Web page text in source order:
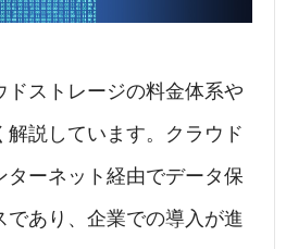
ドストレージの料金体系や
解説しています。クラウド
ターネット経由でデータ保
であり、企業での導入が進